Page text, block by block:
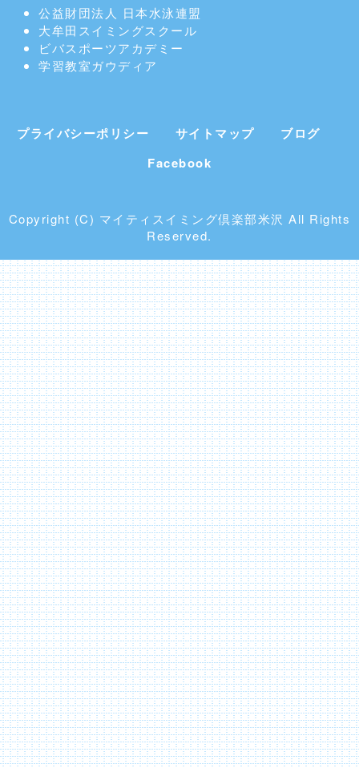
公益財団法人 日本水泳連盟
大牟田スイミングスクール
ビバスポーツアカデミー
学習教室ガウディア
プライバシーポリシー サイトマップ
ブログ
Facebook
Copyright (C) マイティスイミング倶楽部米沢 All Rights
Reserved.